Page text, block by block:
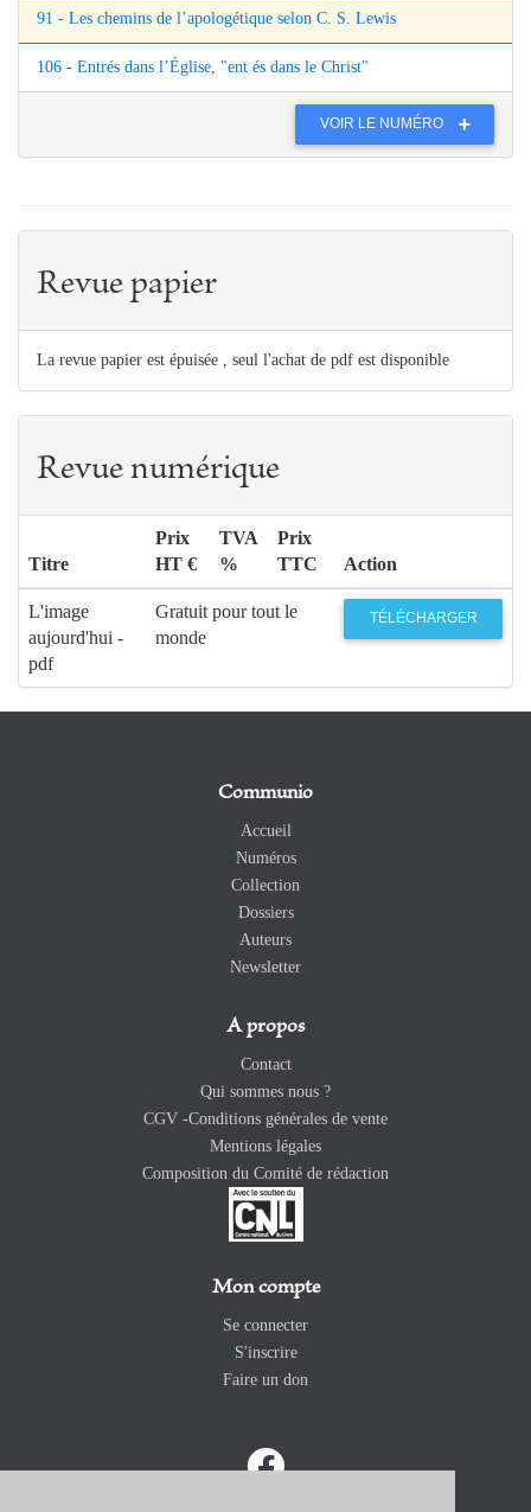
91 - Les chemins de l’apologétique selon C. S. Lewis
106 - Entrés dans l’Église, "ent és dans le Christ"
VOIR LE NUMÉRO
Revue papier
La revue papier est épuisée , seul l'achat de pdf est disponible
Revue numérique
Titre
Prix
HT €
TVA
%
Prix
TTC
Action
L'image
aujourd'hui -
pdf
Gratuit pour tout le
monde
TÉLÉCHARGER
Communio
Accueil
Numéros
Collection
Dossiers
Auteurs
Newsletter
A propos
Contact
Qui sommes nous ?
CGV -Conditions générales de vente
Mentions légales
Composition du Comité de rédaction
Mon compte
Se connecter
S'inscrire
Faire un don